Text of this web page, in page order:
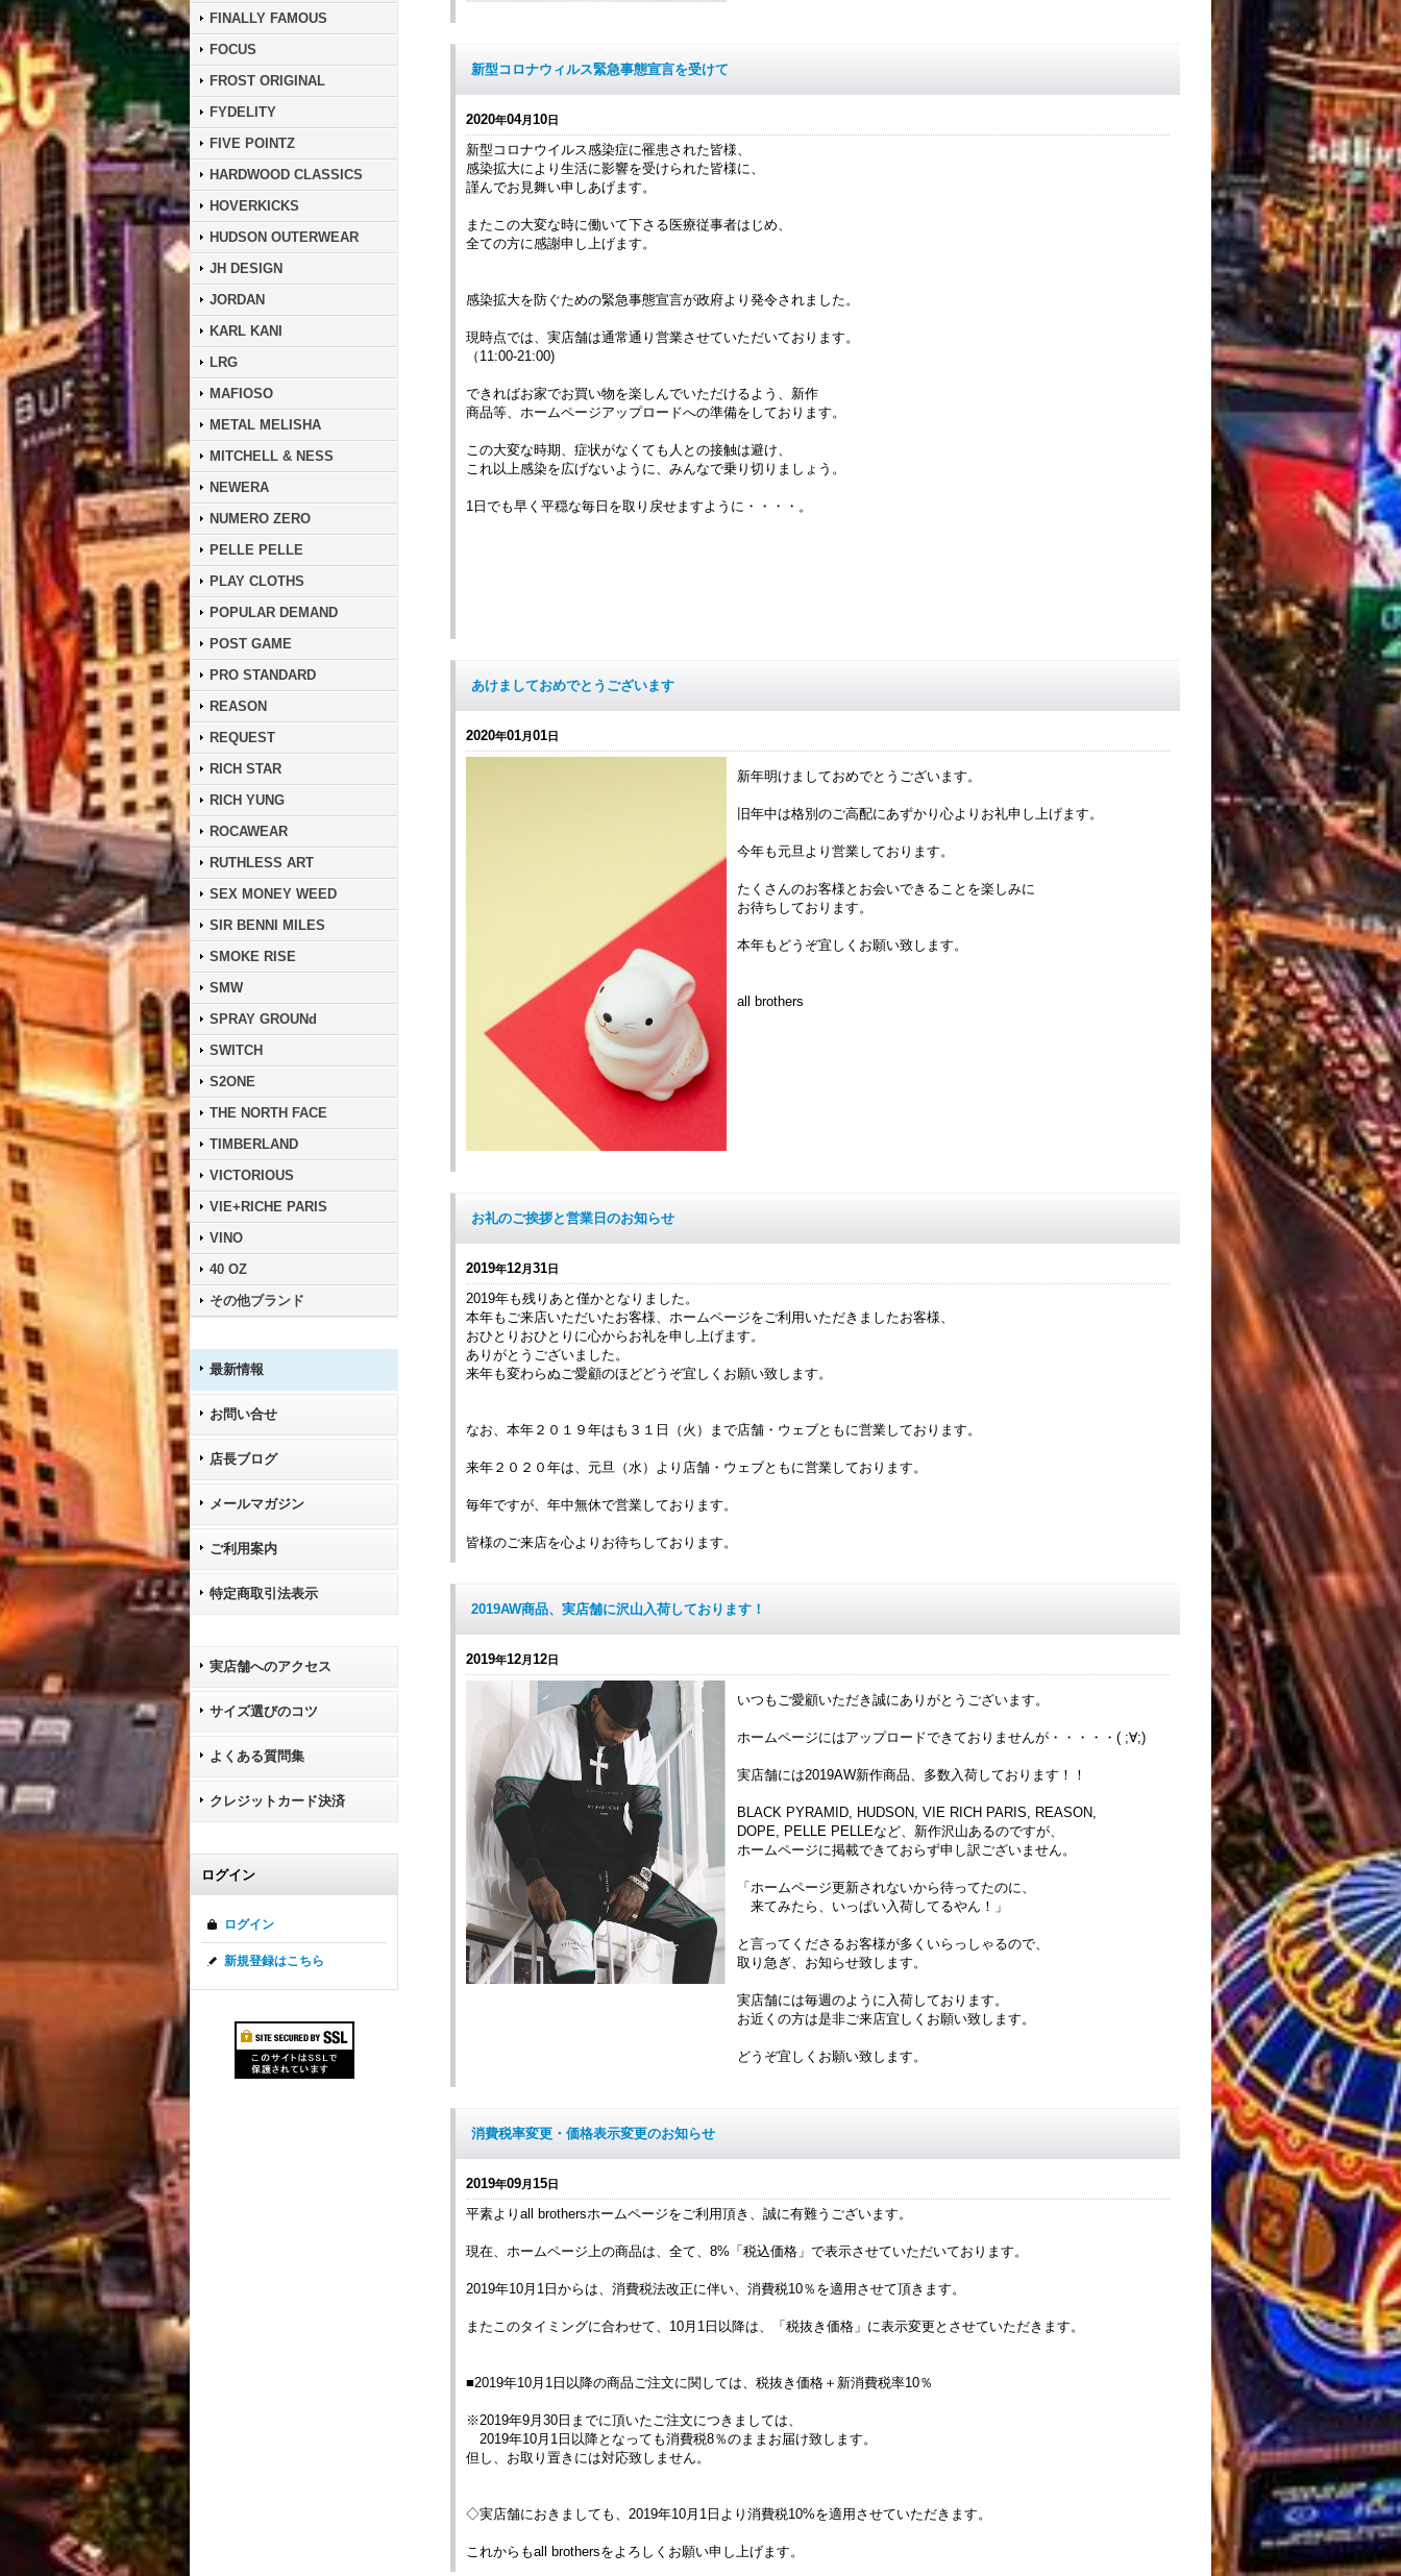
FINALLY FAMOUS
FOCUS
FROST ORIGINAL
FYDELITY
FIVE POINTZ
HARDWOOD CLASSICS
HOVERKICKS
HUDSON OUTERWEAR
JH DESIGN
JORDAN
KARL KANI
LRG
MAFIOSO
METAL MELISHA
MITCHELL & NESS
NEWERA
NUMERO ZERO
PELLE PELLE
PLAY CLOTHS
POPULAR DEMAND
POST GAME
PRO STANDARD
REASON
REQUEST
RICH STAR
RICH YUNG
ROCAWEAR
RUTHLESS ART
SEX MONEY WEED
SIR BENNI MILES
SMOKE RISE
SMW
SPRAY GROUNd
SWITCH
S2ONE
THE NORTH FACE
TIMBERLAND
VICTORIOUS
VIE+RICHE PARIS
VINO
40 OZ
その他ブランド
最新情報
お問い合せ
店長ブログ
メールマガジン
ご利用案内
特定商取引法表示
実店舗へのアクセス
サイズ選びのコツ
よくある質問集
クレジットカード決済
ログイン
ログイン
新規登録はこちら
新型コロナウィルス緊急事態宣言を受けて
2020年04月10日
新型コロナウイルス感染症に罹患された皆様、
感染拡大により生活に影響を受けられた皆様に、
謹んでお見舞い申しあげます。
またこの大変な時に働いて下さる医療従事者はじめ、
全ての方に感謝申し上げます。
感染拡大を防ぐための緊急事態宣言が政府より発令されました。
現時点では、実店舗は通常通り営業させていただいております。
（11:00-21:00)
できればお家でお買い物を楽しんでいただけるよう、新作
商品等、ホームページアップロードへの準備をしております。
この大変な時期、症状がなくても人との接触は避け、
これ以上感染を広げないように、みんなで乗り切りましょう。
1日でも早く平穏な毎日を取り戻せますように・・・・。
あけましておめでとうございます
2020年01月01日
新年明けましておめでとうございます。
旧年中は格別のご高配にあずかり心よりお礼申し上げます。
今年も元旦より営業しております。
たくさんのお客様とお会いできることを楽しみに
お待ちしております。
本年もどうぞ宜しくお願い致します。
all brothers
お礼のご挨拶と営業日のお知らせ
2019年12月31日
2019年も残りあと僅かとなりました。
本年もご来店いただいたお客様、ホームページをご利用いただきましたお客様、
おひとりおひとりに心からお礼を申し上げます。
ありがとうございました。
来年も変わらぬご愛顧のほどどうぞ宜しくお願い致します。
なお、本年２０１９年はも３１日（火）まで店舗・ウェブともに営業しております。
来年２０２０年は、元旦（水）より店舗・ウェブともに営業しております。
毎年ですが、年中無休で営業しております。
皆様のご来店を心よりお待ちしております。
2019AW商品、実店舗に沢山入荷しております！
2019年12月12日
いつもご愛顧いただき誠にありがとうございます。
ホームページにはアップロードできておりませんが・・・・・( ;∀;)
実店舗には2019AW新作商品、多数入荷しております！！
BLACK PYRAMID, HUDSON, VIE RICH PARIS, REASON,
DOPE, PELLE PELLEなど、新作沢山あるのですが、
ホームページに掲載できておらず申し訳ございません。
「ホームページ更新されないから待ってたのに、
来てみたら、いっぱい入荷してるやん！」
と言ってくださるお客様が多くいらっしゃるので、
取り急ぎ、お知らせ致します。
実店舗には毎週のように入荷しております。
お近くの方は是非ご来店宜しくお願い致します。
どうぞ宜しくお願い致します。
消費税率変更・価格表示変更のお知らせ
2019年09月15日
平素よりall brothersホームページをご利用頂き、誠に有難うございます。
現在、ホームページ上の商品は、全て、8%「税込価格」で表示させていただいております。
2019年10月1日からは、消費税法改正に伴い、消費税10％を適用させて頂きます。
またこのタイミングに合わせて、10月1日以降は、「税抜き価格」に表示変更とさせていただきます。
■2019年10月1日以降の商品ご注文に関しては、税抜き価格＋新消費税率10％
※2019年9月30日までに頂いたご注文につきましては、
2019年10月1日以降となっても消費税8％のままお届け致します。
但し、お取り置きには対応致しません。
◇実店舗におきましても、2019年10月1日より消費税10%を適用させていただきます。
これからもall brothersをよろしくお願い申し上げます。